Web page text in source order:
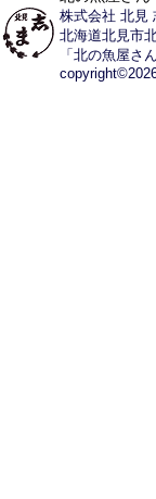
株式会社 北見
北海道北見市
「北の魚屋さ